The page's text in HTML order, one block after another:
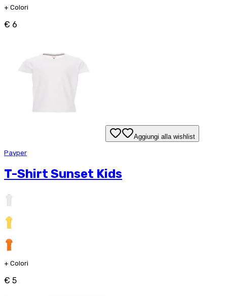
+ Colori
€ 6
Aggiungi alla wishlist
Payper
T-Shirt Sunset Kids
+ Colori
€ 5